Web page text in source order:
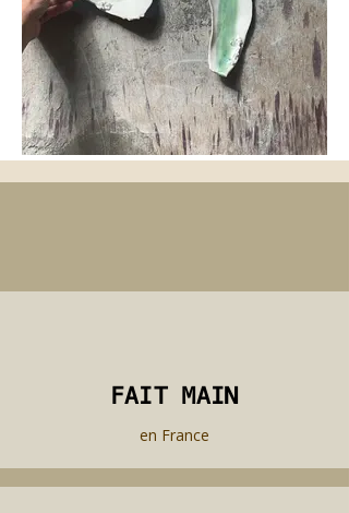
FAIT MAIN
FAIT MAIN
en France